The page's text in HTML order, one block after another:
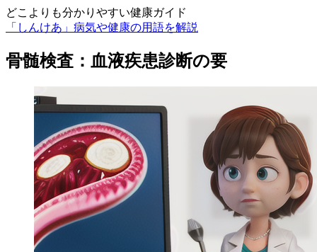
どこよりも分かりやすい健康ガイド
「しんけあ」病気や健康の用語を解説
骨髄検査：血液疾患診断の要